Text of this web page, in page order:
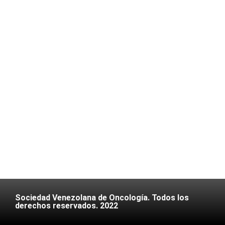
Sociedad Venezolana de Oncología. Todos los
derechos reservados. 2022